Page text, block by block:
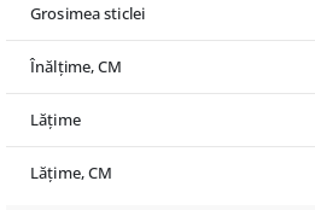
Grosimea sticlei
Înălțime, CM
Lățime
Lățime, CM